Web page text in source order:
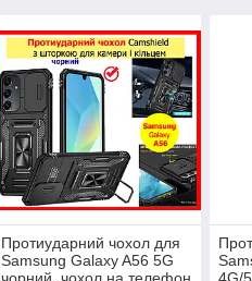
Протиударний чохол для
Samsung Galaxy A56 5G